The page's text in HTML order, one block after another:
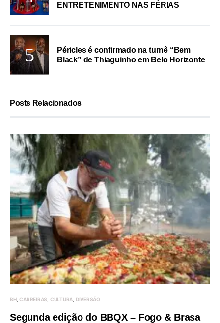
ENTRETENIMENTO NAS FÉRIAS
Péricles é confirmado na turnê “Bem
Black” de Thiaguinho em Belo Horizonte
Posts Relacionados
BH CARREIRAS CULTURA DIVERSÃO
Segunda edição do BBQX – Fogo & Brasa